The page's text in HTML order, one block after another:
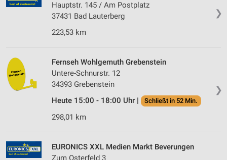
❯
Hauptstr. 145 / Am Postplatz
37431 Bad Lauterberg
223,53 km
❯
Fernseh Wohlgemuth Grebenstein
Untere-Schnurstr. 12
34393 Grebenstein
Heute 15:00 - 18:00 Uhr |
Schließt in 52 Min.
298,01 km
EURONICS XXL Medien Markt Beverungen
Erstellung von Profilen zur Personalisierung
von Inhalten
Verwendung von Profilen zur Auswahl
Messung der Werbeleistung
Messung der Performance von Inhalten
Analyse von Zielgruppen durch Statistiken oder
Kombinationen von Daten aus verschiedenen
Entwicklung und Verbesserung der Angebote